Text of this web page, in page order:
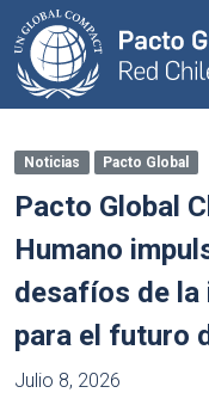
Noticias Pacto Global
Pacto Global
Humano
desafíos de
para el futuro
Julio 8, 2026